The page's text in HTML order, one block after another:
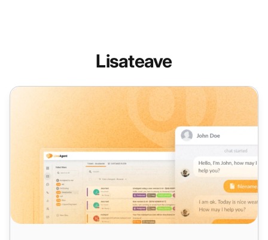
Lisateave
LiveAgenti kuupõhised uuendused: septembri väljaanne